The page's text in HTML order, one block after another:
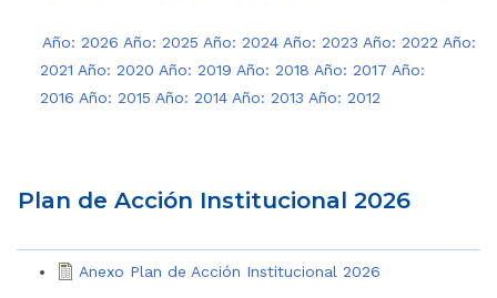
Año: 2026 Año: 2025 Año: 2024 Año: 2023 Año: 2022 Año:
2021 Año: 2020 Año: 2019 Año: 2018 Año: 2017 Año:
2016 Año: 2015 Año: 2014 Año: 2013 Año: 2012
Plan de Acción Institucional 2026
Anexo Plan de Acción Institucional 2026